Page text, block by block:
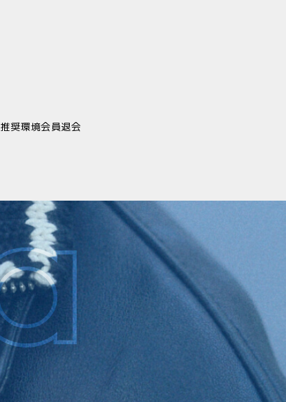
推奨環境会員退会